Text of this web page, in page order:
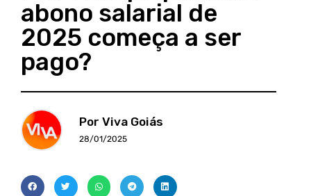
abono salarial de
2025 começa a ser
pago?
Por Viva Goiás
28/01/2025